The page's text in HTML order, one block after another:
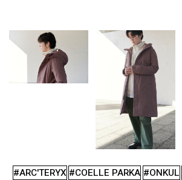
#ARC'TERYX #COELLE PARKA #ONKUL